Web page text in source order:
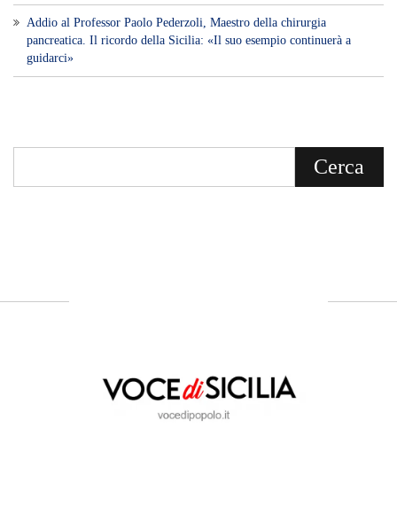
Addio al Professor Paolo Pederzoli, Maestro della chirurgia
pancreatica. Il ricordo della Sicilia: «Il suo esempio continuerà a
guidarci»